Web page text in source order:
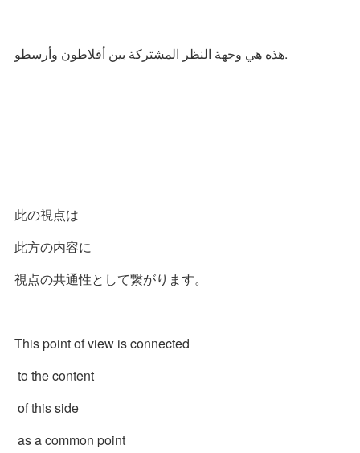
هذه هي وجهة النظر المشتركة بين أفلاطون وأرسطو.
此の視点は
此方の内容に
視点の共通性として繋がります。
This point of view is connected
to the content
of this side
as a common point